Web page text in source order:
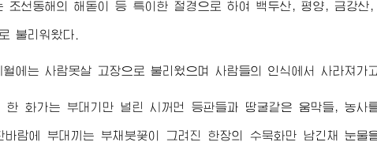
조선동해의 해돋이 등 특이한 절경으로 하여 백두산, 평양, 금강산
불리워왔다.
에는 사람못살 고장으로 불리웠으며 사람들의 인식에서 사라져가
한 화가는 부대기만 널린 시꺼먼 등판들과 땅굴같은 움막들, 농사
람에 부대끼는 부채붓꽃이 그려진 한장의 수묵화만 남긴채 눈물